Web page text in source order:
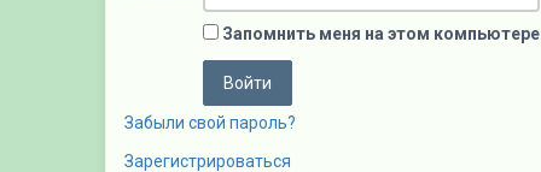
Запомнить меня на этом компьютере
Забыли свой пароль?
Зарегистрироваться